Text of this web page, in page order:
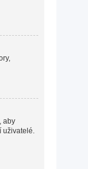
aby
uživatelé.